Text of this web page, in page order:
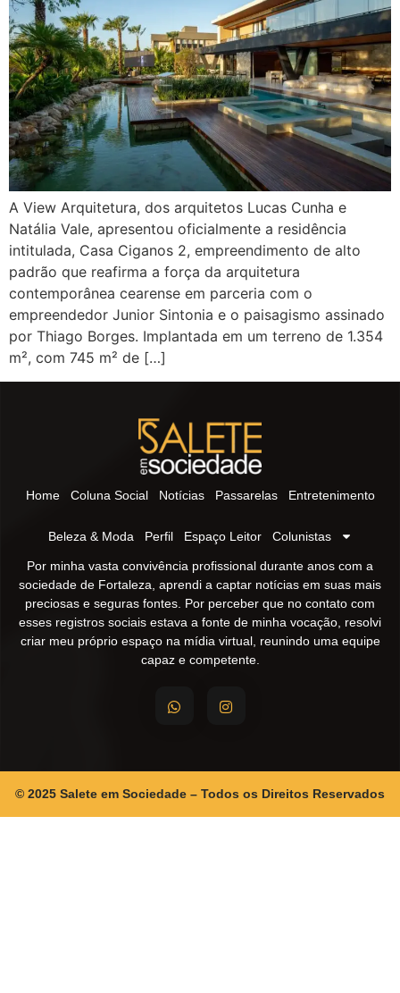
A View Arquitetura, dos arquitetos Lucas Cunha e
Natália Vale, apresentou oficialmente a residência
intitulada, Casa Ciganos 2, empreendimento de alto
padrão que reafirma a força da arquitetura
contemporânea cearense em parceria com o
empreendedor Junior Sintonia e o paisagismo assinado
por Thiago Borges. Implantada em um terreno de 1.354
m², com 745 m² de […]
Home Coluna Social Notícias Passarelas Entretenimento
Beleza & Moda Perfil Espaço Leitor Colunistas
Por minha vasta convivência profissional durante anos com a
sociedade de Fortaleza, aprendi a captar notícias em suas mais
preciosas e seguras fontes. Por perceber que no contato com
esses registros sociais estava a fonte de minha vocação, resolvi
criar meu próprio espaço na mídia virtual, reunindo uma equipe
capaz e competente.
© 2025 Salete em Sociedade – Todos os Direitos Reservados